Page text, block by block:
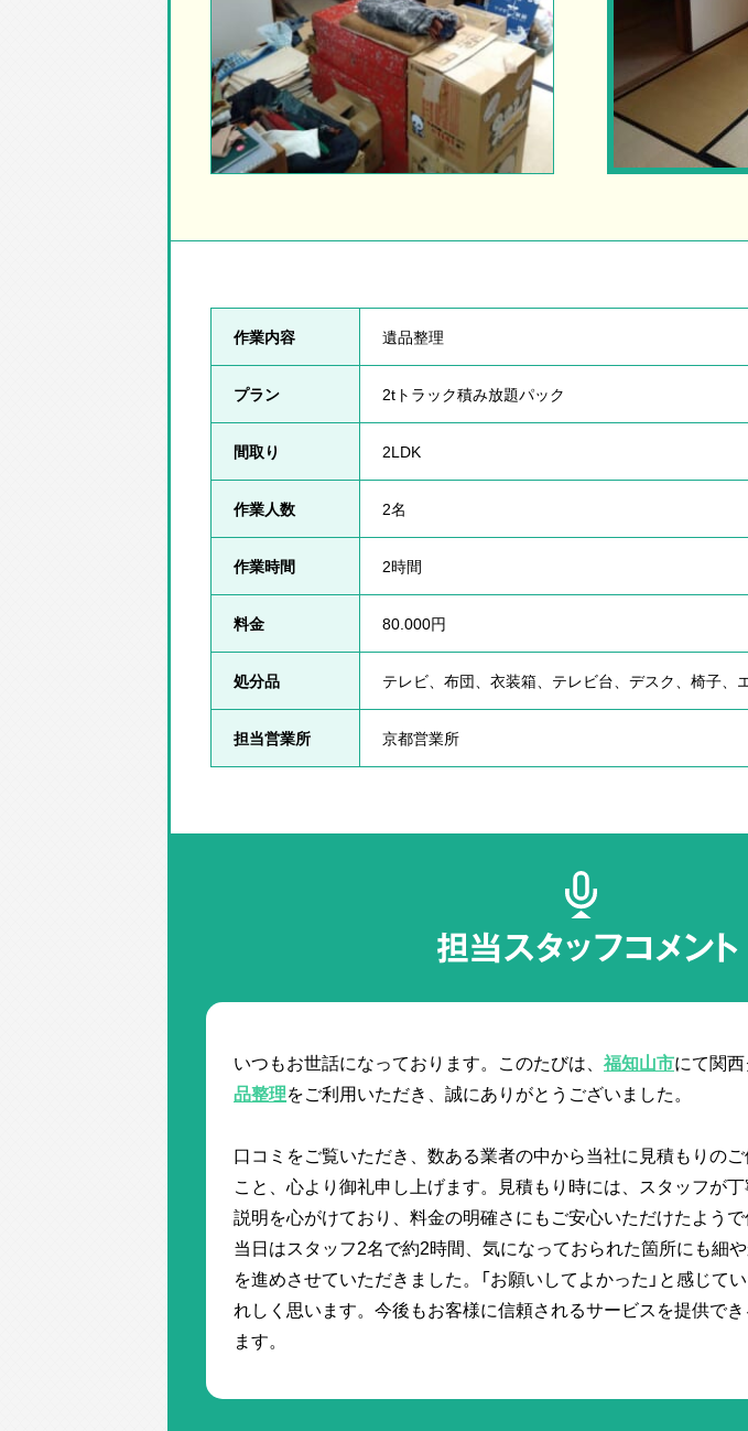
作業内容 遺品整理
プラン 2tトラック積み放題パック
間取り 2LDK
作業人数 2名
作業時間 2時間
料金 80.000円
処分品 テレビ、布団、衣装箱、テレビ台、デスク、椅子、
担当営業所 京都営業所
担当スタッフコメント
いつもお世話になっております。このたびは、 福知山市にて関
品整理をご利用いただき、誠にありがとうございました。
口コミをご覧いただき、数ある業者の中から当社に見積もりの
こと、心より御礼申し上げます。見積もり時には、スタッフが
説明を心がけており、料金の明確さにもご安心いただけたようで
当日はスタッフ2名で約2時間、気になっておられた箇所にも細
を進めさせていただきました。「お願いしてよかった」と感じて
れしく思います。今後もお客様に信頼されるサービスを提供で
ます。